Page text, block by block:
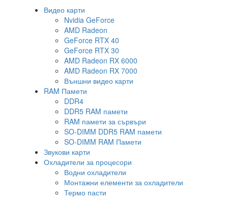
Видео карти
Nvidia GeForce
AMD Radeon
GeForce RTX 40
GeForce RTX 30
AMD Radeon RX 6000
AMD Radeon RX 7000
Външни видео карти
RAM Памети
DDR4
DDR5 RAM памети
RAM памети за сървъри
SO-DIMM DDR5 RAM памети
SO-DIMM RAM Памети
Звукови карти
Охладители за процесори
Водни охладители
Монтажни елементи за охладители
Термо пасти